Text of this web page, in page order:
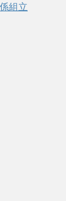
組立